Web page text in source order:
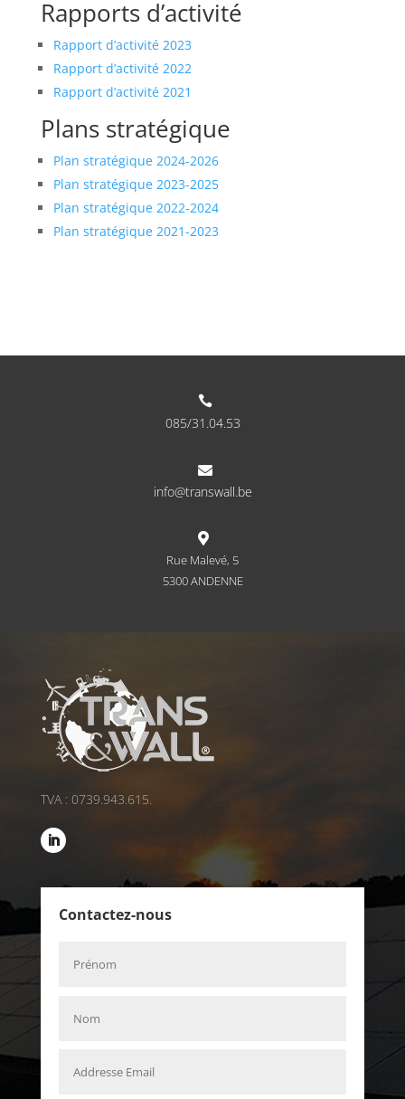
Rapports d’activité
Rapport d’activité 2023
Rapport d’activité 2022
Rapport d’activité 2021
Plans stratégique
Plan stratégique 2024-2026
Plan stratégique 2023-2025
Plan stratégique 2022-2024
Plan stratégique 2021-2023

085/31.04.53

info@transwall.be

Rue Malevé, 5
5300 ANDENNE
TVA : 0739.943.615.
Contactez-nous